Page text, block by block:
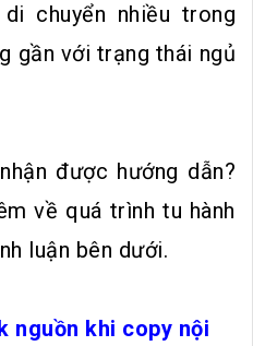
chuyển nhiều trong
gần với trạng thái ngủ
được hướng dẫn?
về quá trình tu hành
luận bên dưới.
nguồn khi copy nội